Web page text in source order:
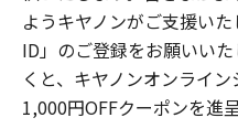
ようキヤノンがご支援い
ID」のご登録をお願いい
くと、キヤノンオンライ
1,000円OFFクーポンを進